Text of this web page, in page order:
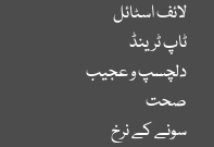
لائف اسٹائل
ٹاپ ٹرینڈ
دلچسپ و عجیب
صحت
سونے کے نرخ